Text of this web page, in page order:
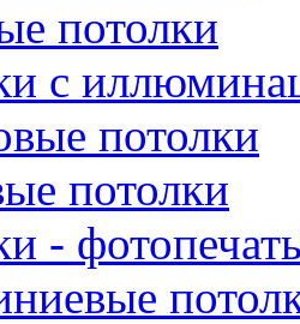
потолки
с
потолки
потолки
-